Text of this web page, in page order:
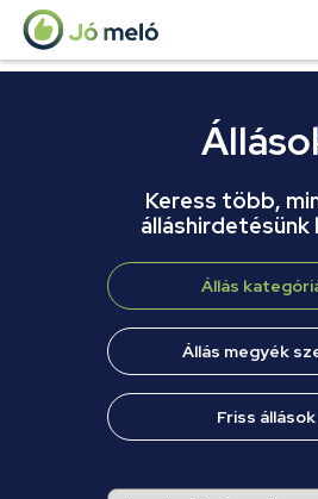
Keress több,
Állás
Állás megyék
Friss állások